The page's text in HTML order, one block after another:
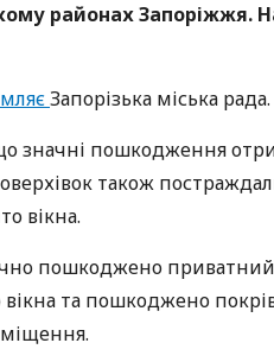
районах Запоріжжя.
Запорізька міська рада.
значні пошкодження
також
вікна.
пошкоджено
вікна та пошкоджено